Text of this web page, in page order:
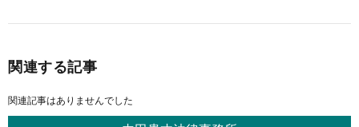
関連する記事
関連記事はありませんでした